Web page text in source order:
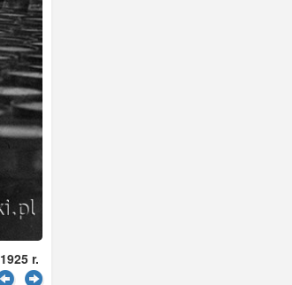
1925 r.